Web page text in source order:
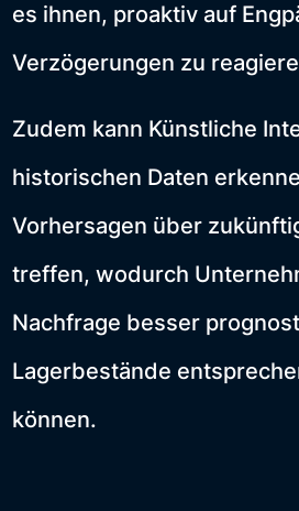
es ihnen, proaktiv auf
Verzögerungen zu
Zudem kann Künstliche
historischen Daten
Vorhersagen über
treffen, wodurch
Nachfrage besser
Lagerbestände
können.